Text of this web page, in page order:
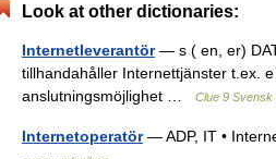
Look at other dictionaries:
Internetleverantör— s ( en, er)
tillhandahåller Internettjänster t.ex. e
anslutningsmöjlighet …
Clue 9 Svensk
Internetoperatör— ADP, IT •